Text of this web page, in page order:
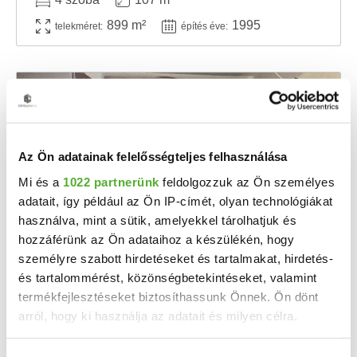
Az Ön adatainak felelősségteljes felhasználása
Mi és a 1022 partnerünk feldolgozzuk az Ön személyes
adatait, így például az Ön IP-címét, olyan technológiákat
használva, mint a sütik, amelyekkel tárolhatjuk és
hozzáférünk az Ön adataihoz a készülékén, hogy
személyre szabott hirdetéseket és tartalmakat, hirdetés-
és tartalommérést, közönségbetekintéseket, valamint
termékfejlesztéseket biztosíthassunk Önnek. Ön dönt
arról, hogy ki használja az adatait és milyen célra.
telekméret: 899 m² építés éve: 1995
17.5 M Ft 301 724 Ft/m
Cece - Eladó családi ház
Fejér vármegyében, Cecén eladó egy 58 m2-es, felújítandó családi ház csendes, nyugodt ...
1 szoba 58 m